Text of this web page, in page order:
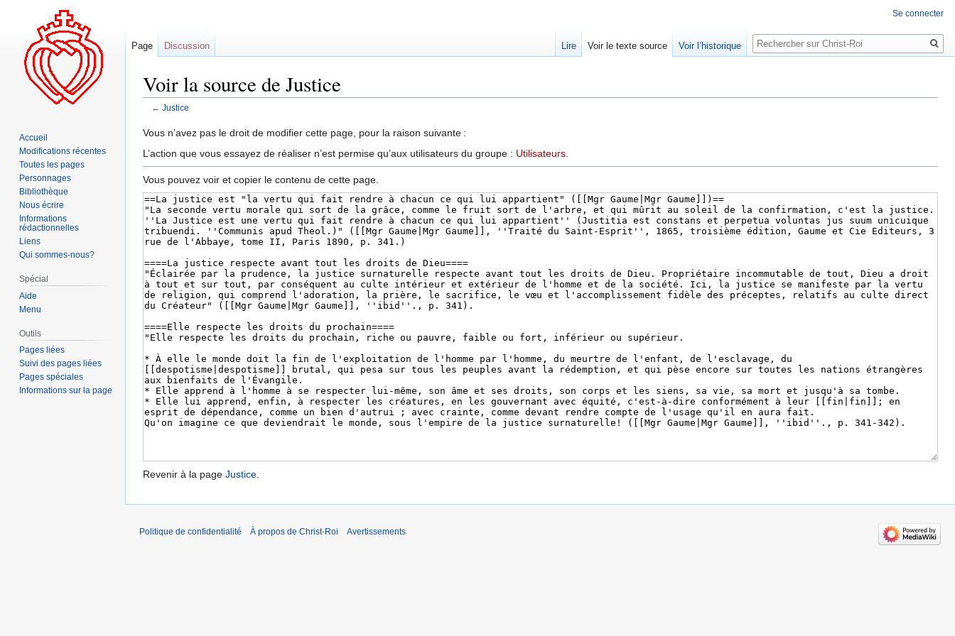
Voir la source de Justice
← Justice
Aller
à
navigation
Aller
à
recherche
Vous n’avez pas le droit de modifier cette page, pour la raison suivante :
L’action que vous essayez de réaliser n’est permise qu’aux utilisateurs du groupe : Utilisateurs
Vous pouvez voir et copier le contenu de cette page.
Revenir à la page Justice.
Se connecter
Page Discussion Lire Voir le texte source Voir l’historique
Rechercher
Accueil
Modifications récentes
Toutes les pages
Personnages
Bibliothèque
Nous écrire
Informations
rédactionnelles
Liens
Qui sommes-nous?
Spécial
Aide
Menu
Outils
Pages liées
Suivi des pages liées
Pages spéciales
Informations sur la page
Politique de confidentialité À propos de Christ-Roi Avertissements